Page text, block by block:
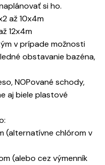
si ho.
až 10x4m
12x4m
v prípade možnosti
obstavanie bazéna,
NOPované schody,
aj biele plastové
(alternatívne chlórom v
(alebo cez výmenník